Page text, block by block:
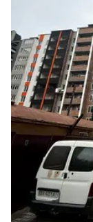
$ 30 000
вулиця
ЖК Академ
ID-28483 Продаж
кв.м., (кухня: 11
забудовника:
та опалення,
2 rooms